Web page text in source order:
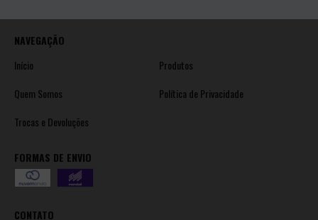
NAVEGAÇÃO
Início
Produtos
Quem Somos
Política de Privacidade
Trocas e Devoluções
FORMAS DE ENVIO
CONTATO